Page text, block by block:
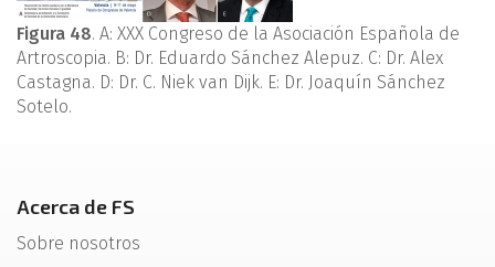
Figura 48. A: XXX Congreso de la Asociación Española de
Artroscopia. B: Dr. Eduardo Sánchez Alepuz. C: Dr. Alex
Castagna. D: Dr. C. Niek van Dijk. E: Dr. Joaquín Sánchez
Sotelo.
Acerca de FS
Sobre nosotros